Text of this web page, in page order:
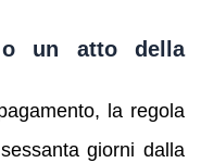
un atto della
la regola
giorni dalla